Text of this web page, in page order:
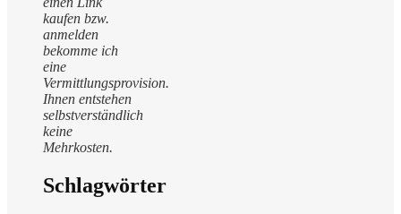
kaufen bzw.
anmelden
bekomme ich
eine
Vermittlungsprovision.
Ihnen entstehen
selbstverständlich
keine
Mehrkosten.
Schlagwörter